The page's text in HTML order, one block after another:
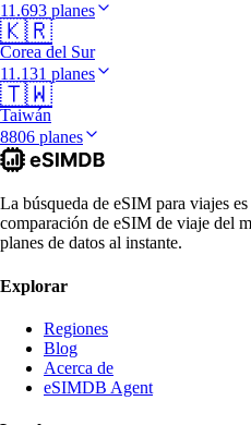
11.693 planes
🇰🇷
Corea del Sur
11.131 planes
🇹🇼
Taiwán
8806 planes
La búsqueda de eSIM para viajes
comparación de eSIM de viaje del
planes de datos al instante.
Explorar
Regiones
Blog
Acerca de
eSIMDB Agent